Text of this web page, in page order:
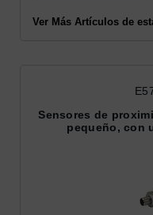
Ver Más Artículos de
Sensores de
pequeño, con